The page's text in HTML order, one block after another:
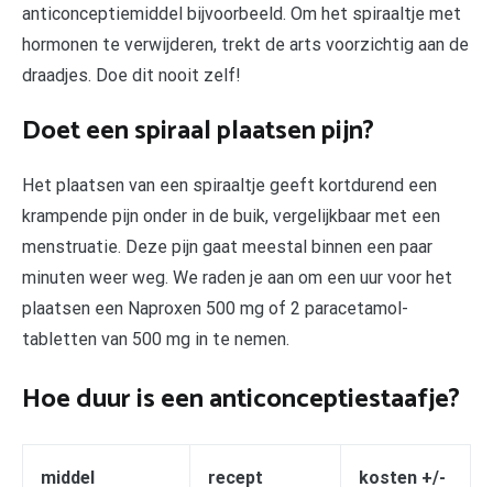
anticonceptiemiddel bijvoorbeeld. Om het spiraaltje met
hormonen te verwijderen, trekt de arts voorzichtig aan de
draadjes. Doe dit nooit zelf!
Doet een spiraal plaatsen pijn?
Het plaatsen van een spiraaltje geeft kortdurend een
krampende pijn onder in de buik, vergelijkbaar met een
menstruatie. Deze pijn gaat meestal binnen een paar
minuten weer weg. We raden je aan om een uur voor het
plaatsen een Naproxen 500 mg of 2 paracetamol-
tabletten van 500 mg in te nemen.
Hoe duur is een anticonceptiestaafje?
middel recept kosten +/-